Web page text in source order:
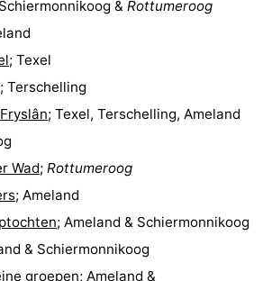
& Rottumeroog
; Texel
; Terschelling
; Texel, Terschelling, Ameland
Wad; Rottumeroog
; Ameland
; Ameland & Schiermonnikoog
& Schiermonnikoog
groepen; Ameland &